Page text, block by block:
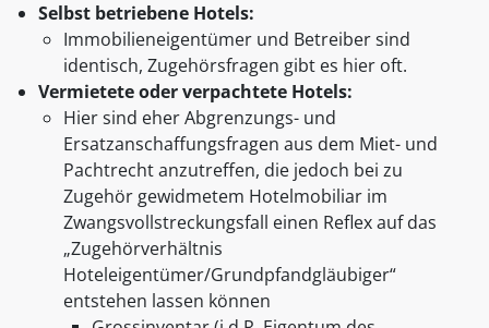
Selbst betriebene Hotels:
Immobilieneigentümer und Betreiber sind
identisch, Zugehörsfragen gibt es hier oft.
Vermietete oder verpachtete Hotels:
Hier sind eher Abgrenzungs- und
Ersatzanschaffungsfragen aus dem Miet- und
Pachtrecht anzutreffen, die jedoch bei zu
Zugehör gewidmetem Hotelmobiliar im
Zwangsvollstreckungsfall einen Reflex auf das
„Zugehörverhältnis
Hoteleigentümer/Grundpfandgläubiger“
entstehen lassen können